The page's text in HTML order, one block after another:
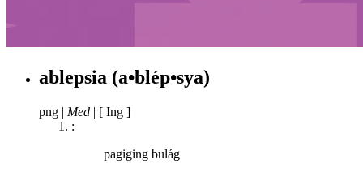
ablepsia (a•blép•sya)
png | Med | [ Ing ]
:
pagiging bulág